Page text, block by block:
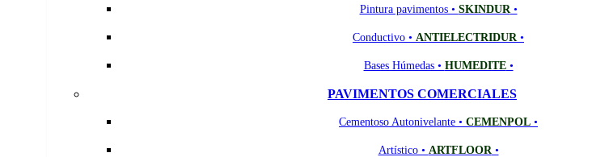
Pintura pavimentos • SKINDUR •
Conductivo • ANTIELECTRIDUR •
Bases Húmedas • HUMEDITE•
PAVIMENTOS COMERCIALES
Cementoso Autonivelante • CEMENPOL •
Artístico • ARTFLOOR •